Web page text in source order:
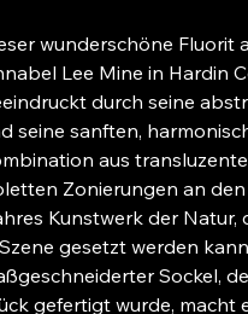
wunderschöne Fluorit
Lee Mine in Hardin
durch seine
seine sanften,
aus
Zonierungen an
Kunstwerk der
gesetzt werden
Sockel,
gefertigt wurde, macht